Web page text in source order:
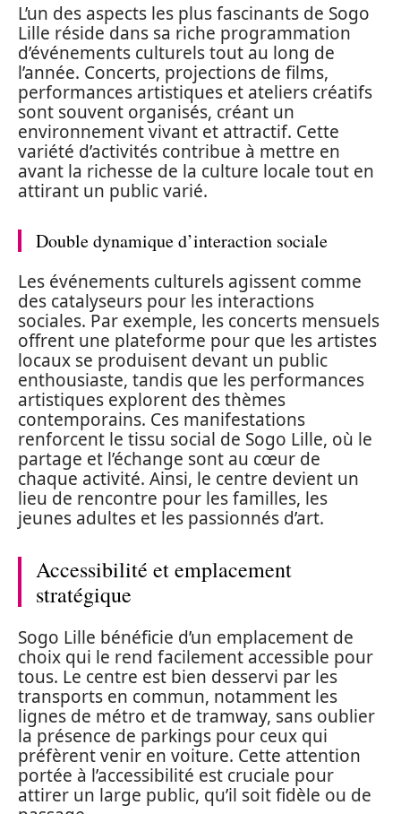
L’un des aspects les plus fascinants de Sogo
Lille réside dans sa riche programmation
d’événements culturels tout au long de
l’année. Concerts, projections de films,
performances artistiques et ateliers créatifs
sont souvent organisés, créant un
environnement vivant et attractif. Cette
variété d’activités contribue à mettre en
avant la richesse de la culture locale tout en
attirant un public varié.
Double dynamique d’interaction sociale
Les événements culturels agissent comme
des catalyseurs pour les interactions
sociales. Par exemple, les concerts mensuels
offrent une plateforme pour que les artistes
locaux se produisent devant un public
enthousiaste, tandis que les performances
artistiques explorent des thèmes
contemporains. Ces manifestations
renforcent le tissu social de Sogo Lille, où le
partage et l’échange sont au cœur de
chaque activité. Ainsi, le centre devient un
lieu de rencontre pour les familles, les
jeunes adultes et les passionnés d’art.
Accessibilité et emplacement
stratégique
Sogo Lille bénéficie d’un emplacement de
choix qui le rend facilement accessible pour
tous. Le centre est bien desservi par les
transports en commun, notamment les
lignes de métro et de tramway, sans oublier
la présence de parkings pour ceux qui
préfèrent venir en voiture. Cette attention
portée à l’accessibilité est cruciale pour
attirer un large public, qu’il soit fidèle ou de